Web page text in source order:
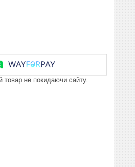
товар не покидаючи сайту.